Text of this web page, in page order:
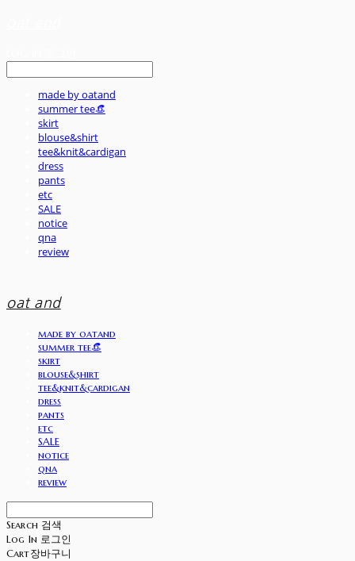
made by oatand
summer tee👒
skirt
blouse&shirt
tee&knit&cardigan
dress
pants
etc
SALE
notice
qna
review
oat and
made by oatand
summer tee👒
skirt
blouse&shirt
tee&knit&cardigan
dress
pants
etc
SALE
notice
qna
review
Search 검색
Log In 로그인
Cart장바구니